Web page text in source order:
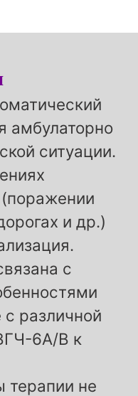
амбулаторно
ситуации.
(поражении
и др.)
с
с различной
6А/В к
терапии не